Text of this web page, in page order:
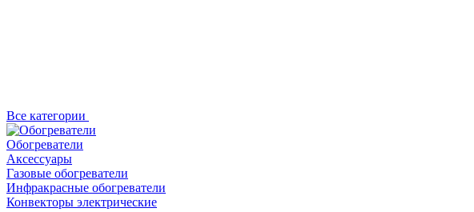
Все категории
Обогреватели
Аксессуары
Газовые обогреватели
Инфракрасные обогреватели
Конвекторы электрические